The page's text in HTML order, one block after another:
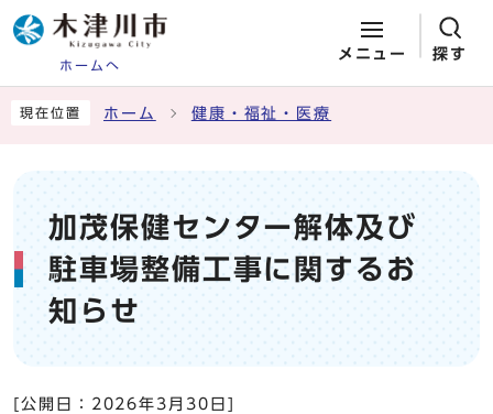
ホームへ
メニュー 探す
現在位置 ホーム 健康・福祉・医療
加茂保健センター解体及び
駐車場整備工事に関するお
知らせ
[公開日： 2026年3月30日